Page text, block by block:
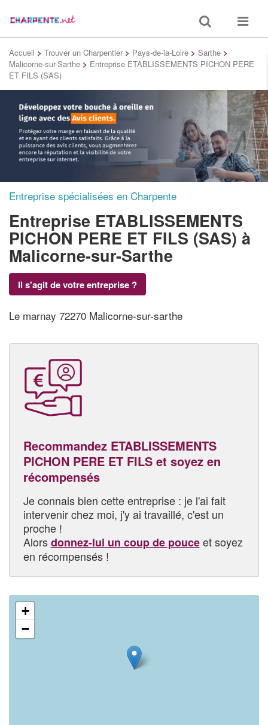
Toggle
search
Toggle
Accueil > Trouver un Charpentier > Pays-de-la-Loire > Sarthe >
Malicorne-sur-Sarthe > Entreprise ETABLISSEMENTS PICHON PERE
ET FILS (SAS)
Entreprise spécialisées en Charpente
Entreprise ETABLISSEMENTS
PICHON PERE ET FILS (SAS) à
Malicorne-sur-Sarthe
Il s'agit de votre entreprise ?
Le marnay 72270 Malicorne-sur-sarthe
Recommandez ETABLISSEMENTS
PICHON PERE ET FILS et soyez en
récompensés
Je connais bien cette entreprise : je l'ai fait
intervenir chez moi, j'y ai travaillé, c'est un
proche !
Alorsdonnez-lui un coup de pouceet soyez
en récompensés !
+
−